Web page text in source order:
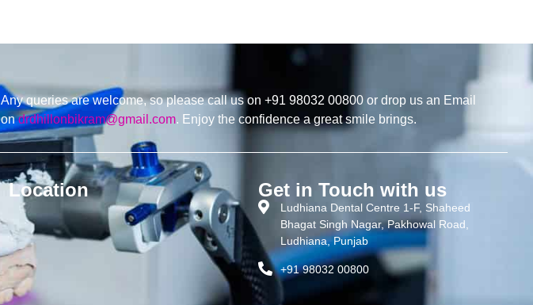
Any queries are welcome, so please call us on +91 98032 00800 or drop us an Email
ondrdhillonbikram@gmail.com. Enjoy the confidence a great smile brings.
Location Get in Touch with us
Ludhiana Dental Centre 1-F, Shaheed
Bhagat Singh Nagar, Pakhowal Road,
Ludhiana, Punjab
+91 98032 00800